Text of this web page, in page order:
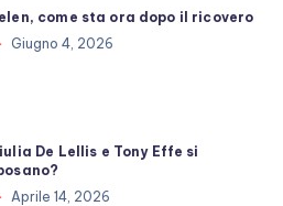
come sta ora dopo il ricovero
Giugno 4, 2026
De Lellis e Tony Effe si
Aprile 14, 2026